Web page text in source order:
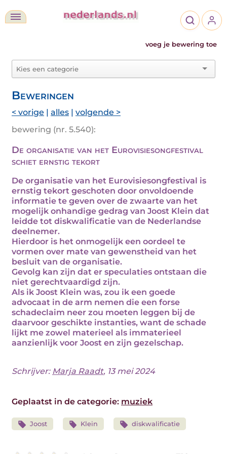
voeg je bewering toe
Beweringen
< vorige | alles | volgende >
bewering (nr. 5.540):
De organisatie van het Eurovisiesongfestival
schiet ernstig tekort
De organisatie van het Eurovisiesongfestival is
ernstig tekort geschoten door onvoldoende
informatie te geven over de zwaarte van het
mogelijk onhandige gedrag van Joost Klein dat
leidde tot diskwalificatie van de Nederlandse
deelnemer.
Hierdoor is het onmogelijk een oordeel te
vormen over mate van gewenstheid van het
besluit van de organisatie.
Gevolg kan zijn dat er speculaties ontstaan die
niet gerechtvaardigd zijn.
Als ik Joost Klein was, zou ik een goede
advocaat in de arm nemen die een forse
schadeclaim neer zou moeten leggen bij de
daarvoor geschikte instanties, want de schade
lijkt me zowel materieel als immaterieel
aanzienlijk voor Joost en zijn gezelschap.
Schrijver: Marja Raadt, 13 mei 2024
Geplaatst in de categorie: muziek
Joost Klein diskwalificatie